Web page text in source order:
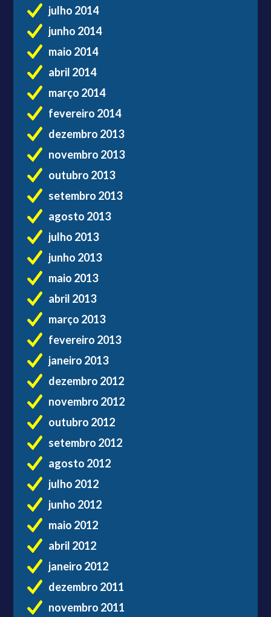
julho 2014
junho 2014
maio 2014
abril 2014
março 2014
fevereiro 2014
dezembro 2013
novembro 2013
outubro 2013
setembro 2013
agosto 2013
julho 2013
junho 2013
maio 2013
abril 2013
março 2013
fevereiro 2013
janeiro 2013
dezembro 2012
novembro 2012
outubro 2012
setembro 2012
agosto 2012
julho 2012
junho 2012
maio 2012
abril 2012
janeiro 2012
dezembro 2011
novembro 2011